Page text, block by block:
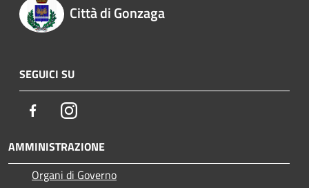
Città di Gonzaga
SEGUICI SU
FacebookInstagram
AMMINISTRAZIONE
Organi di Governo